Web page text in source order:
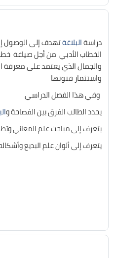
دراسةالبلاغةتهدف إلى الوصول
الخطاب الأدبي من أجل صياغة
والجمال الذي يعتمد على معرفة
واستثمار فنونها
يحدد الطالب الفرق بين الفصاحة و
يتعرف إلى مباحث علم المعاني
يتعرف إلى ألوان علم البديع